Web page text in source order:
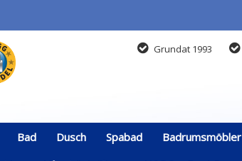
Grundat 1993
Bad Dusch Spabad Badrumsmöbler